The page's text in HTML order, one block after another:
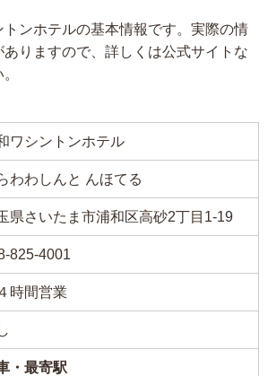
トンホテルの基本情報です。実際の情
りますので、詳しくは公式サイトな
ワシントンホテル
わわしんと んほてる
県さいたま市浦和区高砂2丁目1-19
825-4001
時間営業
・最寄駅